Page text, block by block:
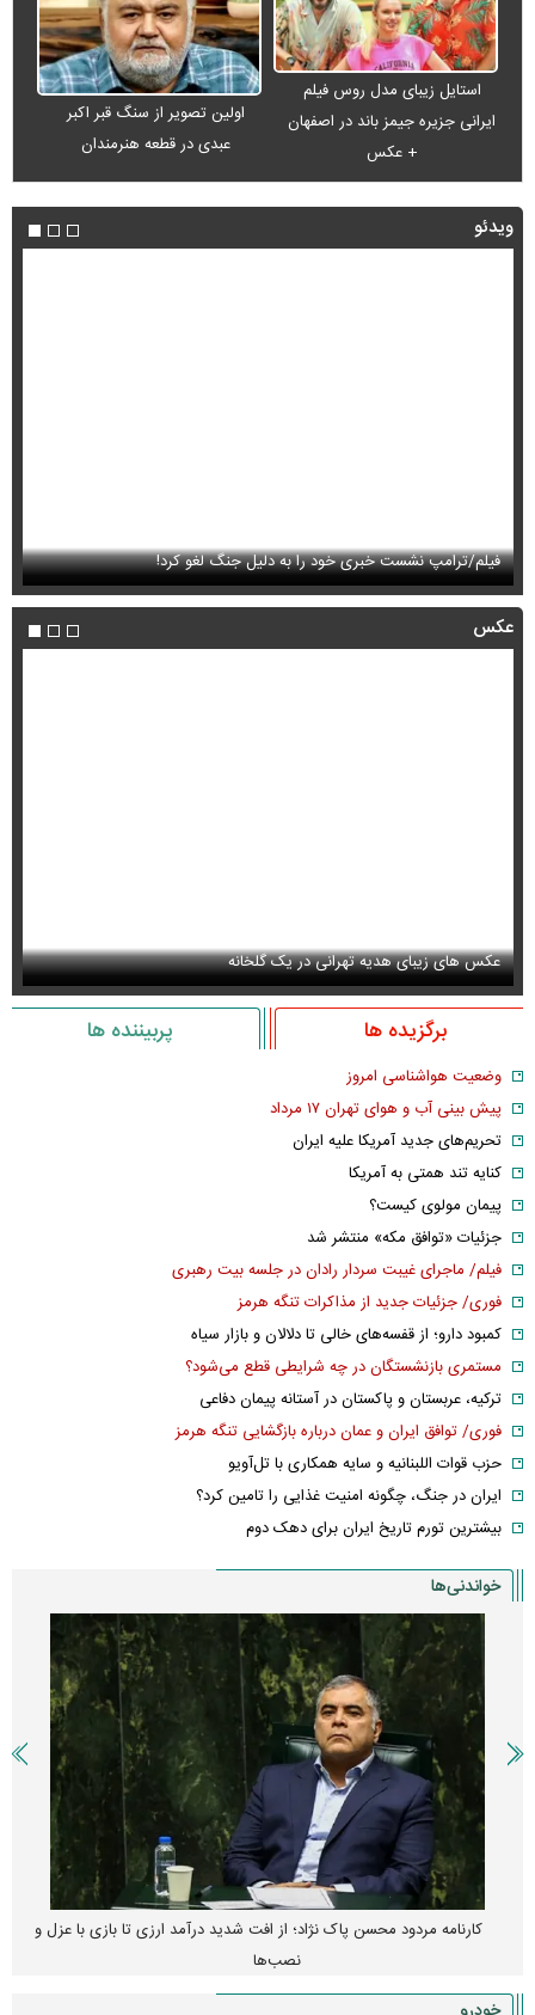
استایل زیبای مدل روس فیلم
ایرانی جزیره جیمز باند در اصفهان
+ عکس
اولین تصویر از سنگ قبر اکبر
عبدی در قطعه هنرمندان
ویدئو
این ویدئو از گنبد کاووس طی ساعات اخیر پربازدید شد
عکس
عکس/پرواز سوخت‌رسان‌های آمریکایی در خلیج فارس
برگزیده ها پربیننده ها
وضعیت هواشناسی امروز
پیش بینی آب و هوای تهران ۱۷ مرداد
تحریم‌های جدید آمریکا علیه ایران
کنایه تند همتی به آمریکا
پیمان مولوی کیست؟
جزئیات «توافق مکه» منتشر شد
فیلم/ ماجرای غیبت سردار رادان در جلسه بیت رهبری
فوری/ جزئیات جدید از مذاکرات تنگه هرمز
کمبود دارو؛ از قفسه‌های خالی تا دلالان و بازار سیاه
مستمری بازنشستگان در چه شرایطی قطع می‌شود؟
ترکیه، عربستان و پاکستان در آستانه پیمان دفاعی
فوری/ توافق ایران و عمان درباره بازگشایی تنگه هرمز
حزب قوات اللبنانیه و سایه همکاری با تل‌آویو
ایران در جنگ، چگونه امنیت غذایی را تامین کرد؟
بیشترین تورم تاریخ ایران برای دهک دوم
خواندنی‌ها
پیش‌بینی بورس امروز دوشنبه ۱۲ مرداد ماه ۱۴۰۵